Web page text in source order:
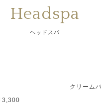
Headspa
ヘッドスパ
3,300
クリーム